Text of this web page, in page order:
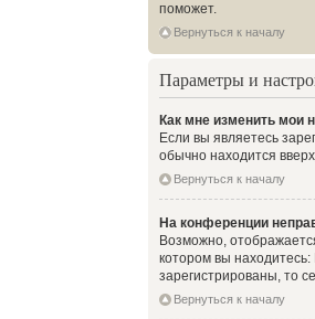
поможет.
Вернуться к началу
Параметры и
Как мне изменить мои
Если вы являетесь
обычно находится
Вернуться к началу
На конференции
Возможно,
котором вы находитесь:
зарегистрированы, то
Вернуться к началу